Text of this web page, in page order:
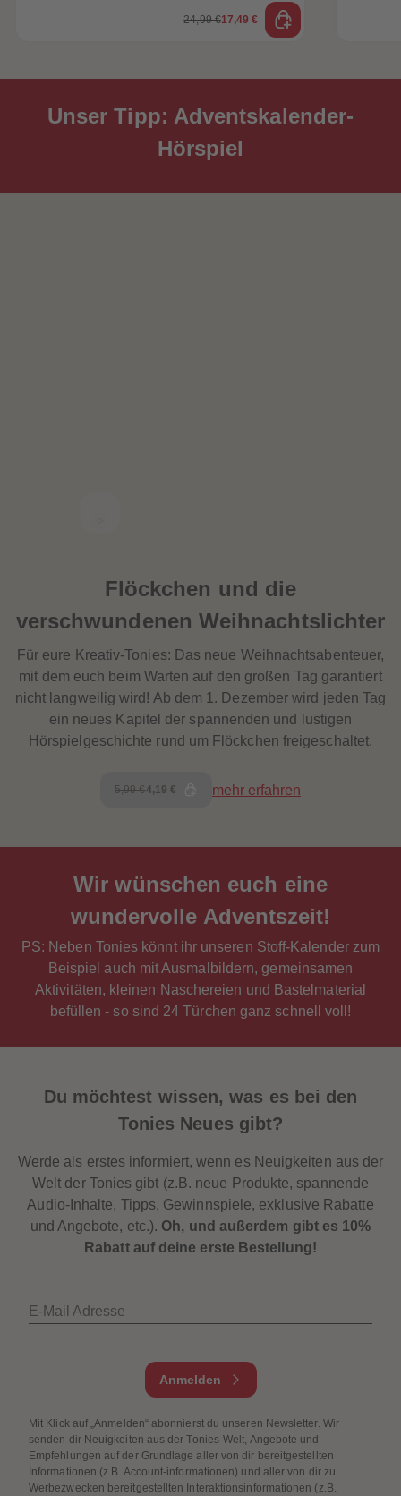
24,99 €17,49 €
Unser Tipp: Adventskalender-
Hörspiel
Flöckchen und die
verschwundenen Weihnachtslichter
Für eure Kreativ-Tonies: Das neue Weihnachtsabenteuer,
mit dem euch beim Warten auf den großen Tag garantiert
nicht langweilig wird! Ab dem 1. Dezember wird jeden Tag
ein neues Kapitel der spannenden und lustigen
Hörspielgeschichte rund um Flöckchen freigeschaltet.
5,99 €4,19 € mehr erfahren
Wir wünschen euch eine
wundervolle Adventszeit!
PS: Neben Tonies könnt ihr unseren Stoff-Kalender zum
Beispiel auch mit Ausmalbildern, gemeinsamen
Aktivitäten, kleinen Naschereien und Bastelmaterial
befüllen - so sind 24 Türchen ganz schnell voll!
Du möchtest wissen, was es bei den
Tonies Neues gibt?
Werde als erstes informiert, wenn es Neuigkeiten aus der
Welt der Tonies gibt (z.B. neue Produkte, spannende
Audio-Inhalte, Tipps, Gewinnspiele, exklusive Rabatte
und Angebote, etc.). Oh, und außerdem gibt es 10%
Rabatt auf deine erste Bestellung!
E-Mail Adresse
Anmelden
Mit Klick auf „Anmelden“ abonnierst du unseren Newsletter. Wir
senden dir Neuigkeiten aus der Tonies-Welt, Angebote und
Empfehlungen auf der Grundlage aller von dir bereitgestellten
Informationen (z.B. Account-informationen) und aller von dir zu
Werbezwecken bereitgestellten Interaktionsinformationen (z.B.